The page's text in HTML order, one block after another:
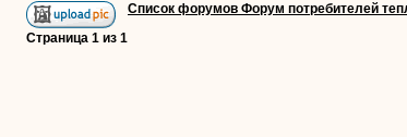
Список форумов Форум потребителей
Страница 1 из 1